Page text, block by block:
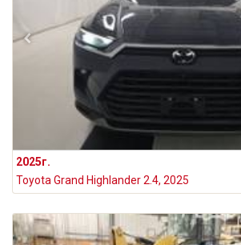
2025г.
Toyota Grand Highlander 2.4, 2025